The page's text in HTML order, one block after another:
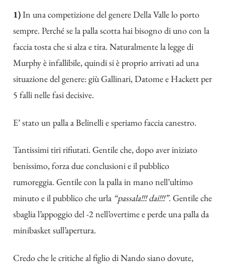
1)In una competizione del genere Della Valle lo porto
sempre. Perché se la palla scotta hai bisogno di uno con la
faccia tosta che si alza e tira. Naturalmente la legge di
Murphy è infallibile, quindi si è proprio arrivati ad una
situazione del genere: giù Gallinari, Datome e Hackett per
5 falli nelle fasi decisive.
E’ stato un palla a Belinelli e speriamo faccia canestro.
Tantissimi tiri rifiutati. Gentile che, dopo aver iniziato
benissimo, forza due conclusioni e il pubblico
rumoreggia. Gentile con la palla in mano nell’ultimo
minuto e il pubblico che urla “passala!!! dai!!!”. Gentile che
sbaglia l’appoggio del -2 nell’overtime e perde una palla da
minibasket sull’apertura.
Credo che le critiche al figlio di Nando siano dovute,